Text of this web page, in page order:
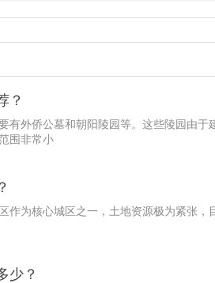
？
有外侨公墓和朝阳陵园等。这些陵园由于
围非常小
作为核心城区之一，土地资源极为紧张，
少？